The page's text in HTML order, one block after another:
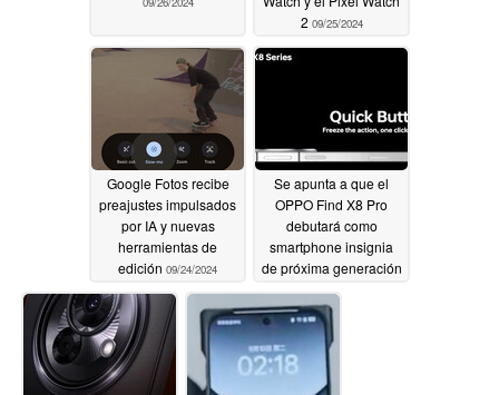
2 09/25/2024
Google Fotos recibe
preajustes impulsados
por IA y nuevas
herramientas de
edición 09/24/2024
Se apunta a que el
OPPO Find X8 Pro
debutará como
smartphone insignia
de próxima generación
Android con Edición
Satélite09/14/2024